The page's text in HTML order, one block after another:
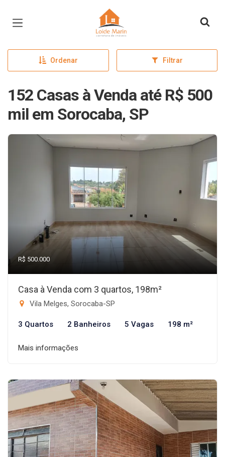
Página inicial
Ordenar Filtrar
152 Casas à Venda até R$ 500
mil em Sorocaba, SP
R$ 500.000
Casa à Venda com 3 quartos, 198m²
Vila Melges, Sorocaba-SP
3 Quartos 2 Banheiros 5 Vagas 198 m²
Mais informações